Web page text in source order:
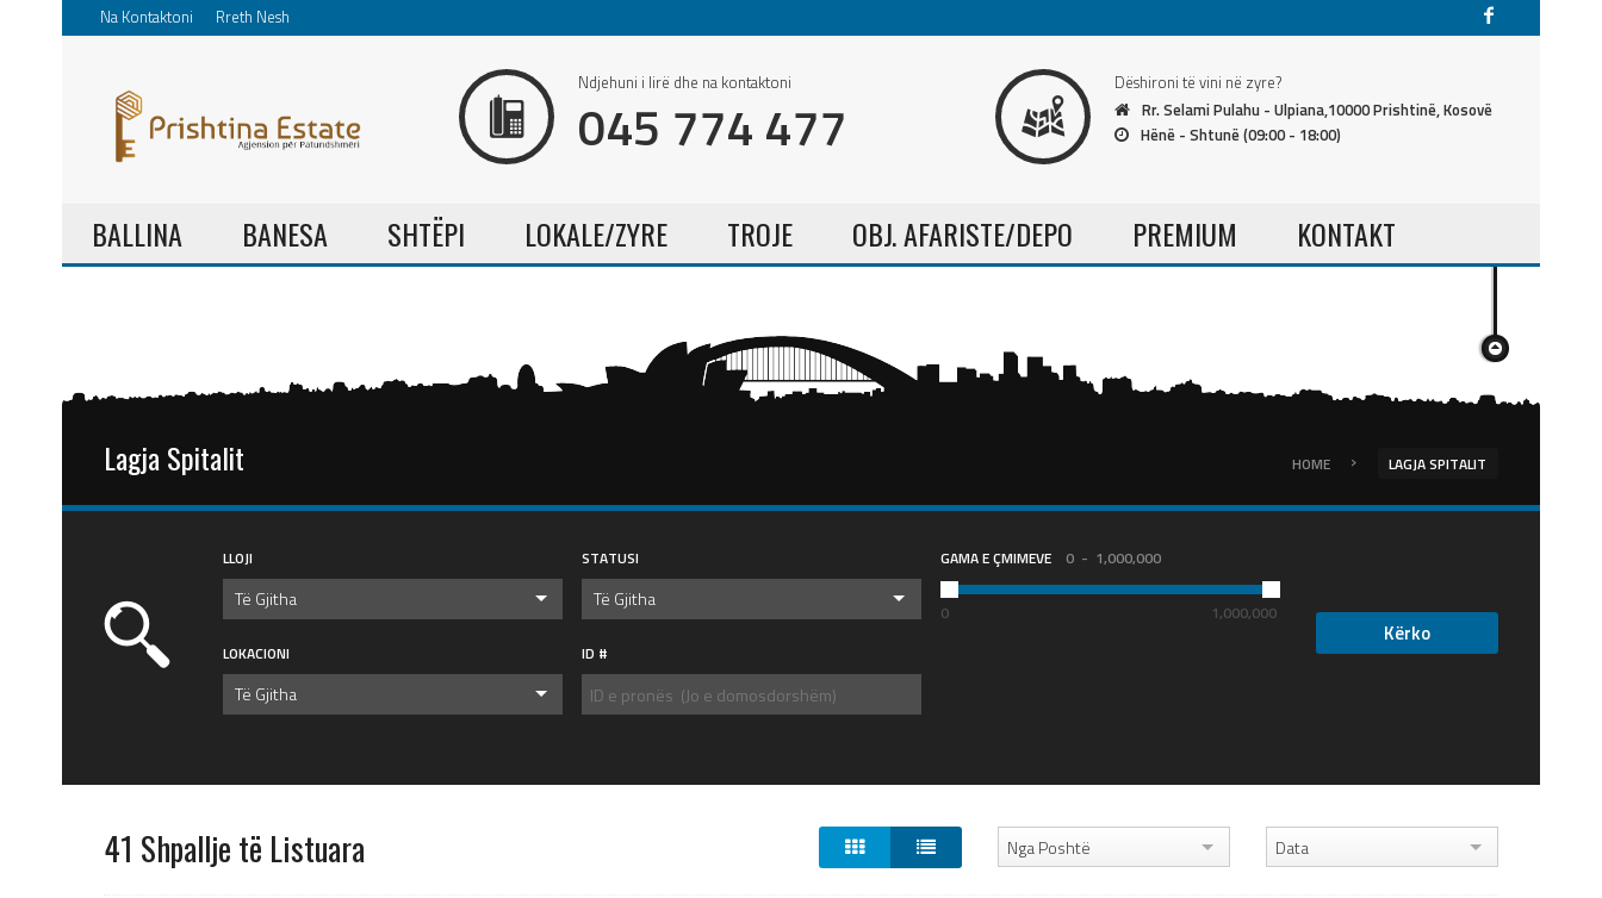
Na Kontaktoni Rreth Nesh
Ndjehuni i lirë dhe na kontaktoni
045 774 477
Dëshironi të vini në zyre?
Rr. Selami Pulahu - Ulpiana,10000 Prishtinë, Kosovë
Hënë - Shtunë (09:00 - 18:00)
BALLINA BANESA SHTËPI LOKALE/ZYRE TROJE OBJ. AFARISTE/DEPO PREMIUM KONTAKT
Lagja Spitalit HOME › LAGJA SPITALIT
LLOJI
Të Gjitha
STATUSI
Të Gjitha
GAMA E ÇMIMEVE 0 1,000,000
0
1,000,000
LOKACIONI
Të Gjitha
ID #
41 Shpallje të Listuara Nga Poshtë Data